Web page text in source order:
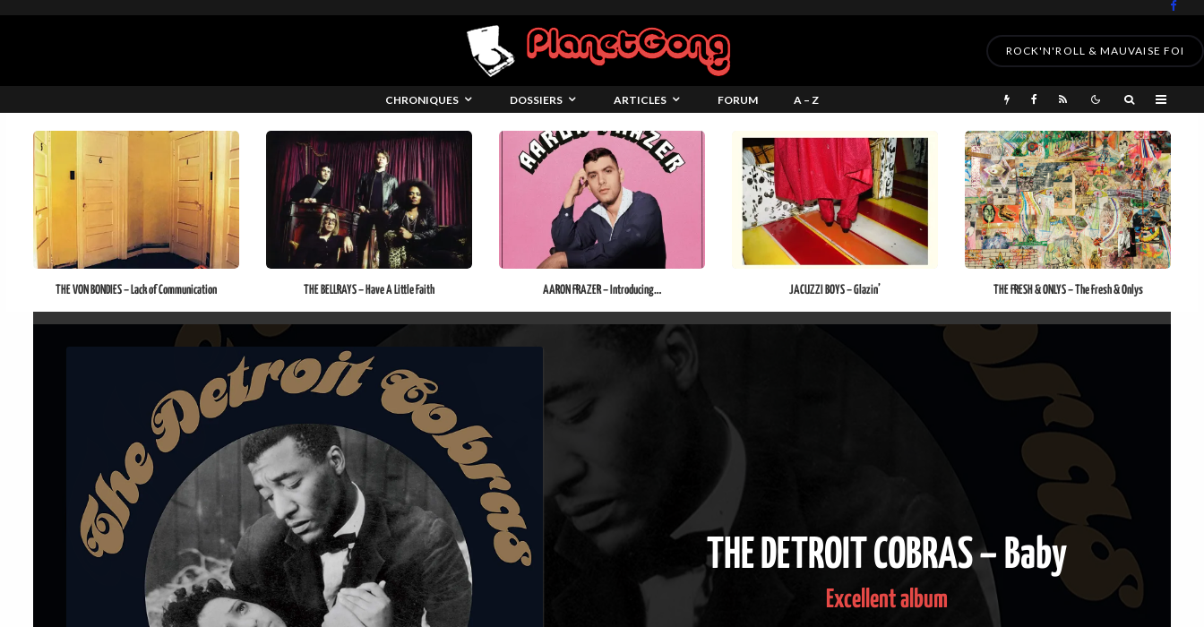
ROCK'N'ROLL & MAUVAISE FOI
CHRONIQUES DOSSIERS ARTICLES FORUM A – Z
THE VON BONDIES – Lack of Communication THE BELLRAYS – Have A Little Faith AARON FRAZER – Introducing… JACUZZI BOYS – Glazin’ THE FRESH & ONLYS – The Fresh & Onlys
THE DETROIT COBRAS – Baby
Excellent album